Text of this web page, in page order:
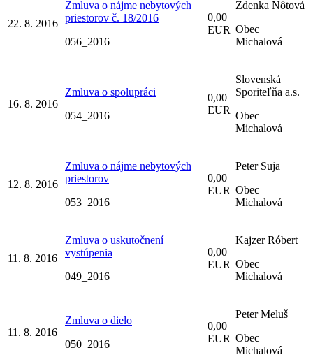
22. 8. 2016
Zmluva o nájme nebytových
priestorov č. 18/2016
056_2016
0,00
EUR
Zdenka Nôtová
Obec
Michalová
16. 8. 2016
Zmluva o spolupráci
054_2016
0,00
EUR
Slovenská
Sporiteľňa a.s.
Obec
Michalová
12. 8. 2016
Zmluva o nájme nebytových
priestorov
053_2016
0,00
EUR
Peter Suja
Obec
Michalová
11. 8. 2016
Zmluva o uskutočnení
vystúpenia
049_2016
0,00
EUR
Kajzer Róbert
Obec
Michalová
11. 8. 2016
Zmluva o dielo
050_2016
0,00
EUR
Peter Meluš
Obec
Michalová